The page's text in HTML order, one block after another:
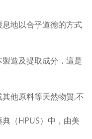
地以合乎道德的方式
造及提取成分，這是
他原料等天然物質,不
（HPUS）中，由美